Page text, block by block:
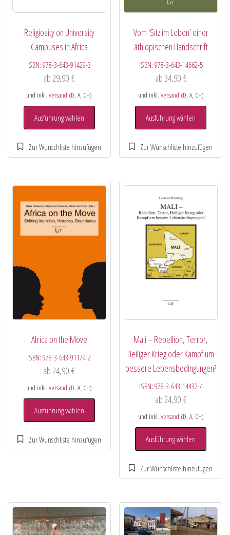
Religiosity on University
Campuses in Africa
ISBN:978-3-643-91429-3
ab 29,90€
und inkl.Versand (D, A, CH)
Ausführung wählen
Vom ‘Sitz im Leben’ einer
äthiopischen Handschrift
ISBN: 978-3-643-14662-5
ab34,90 €
und inkl. Versand (D, A, CH)
Ausführung wählen
Africa on the Move
ISBN:978-3-643-91174-2
ab24,90€
und inkl.Versand (D, A, CH)
Ausführung wählen
Mali – Rebellion, Terror,
Heiliger Krieg oder Kampf um
bessere Lebensbedingungen?
ISBN: 978-3-643-14432-4
ab24,90 €
und inkl. Versand (D, A, CH)
Ausführung wählen